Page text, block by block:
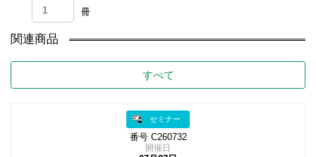
冊
関連商品
すべて
セミナー
番号 C260732
開催日